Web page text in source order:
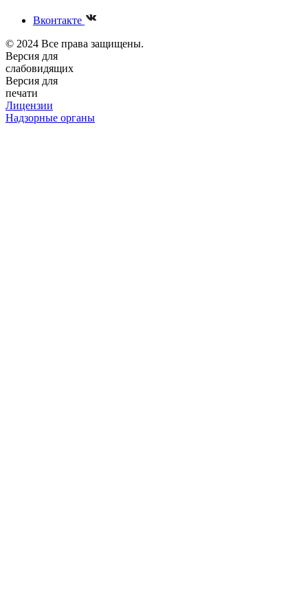
Вконтакте
© 2024 Все права защищены.
Версия для
слабовидящих
Версия для
печати
Лицензии
Надзорные органы